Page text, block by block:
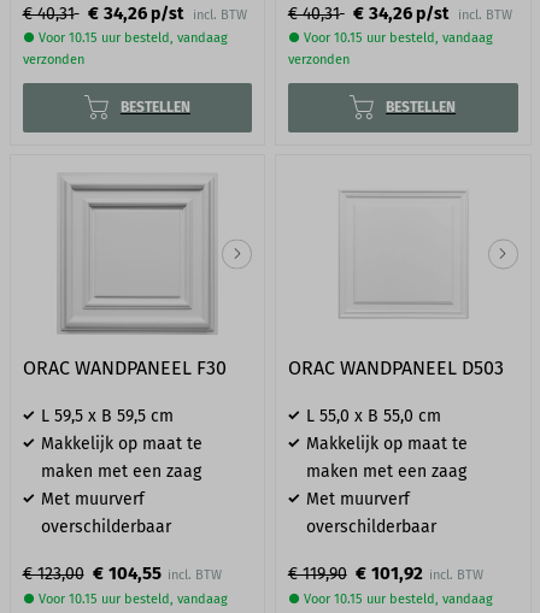
€ 40,31 € 34,26p/st
incl. BTW
● Voor 10.15 uur besteld, vandaag
verzonden
BESTELLEN
€ 40,31 € 34,26p/st
incl. BTW
● Voor 10.15 uur besteld, vandaag
verzonden
BESTELLEN
ORAC WANDPANEEL F30
L 59,5 x B 59,5 cm
Makkelijk op maat te
maken met een zaag
Met muurverf
overschilderbaar
€ 123,00 € 104,55
● Voor 10.15 uur besteld, vandaag
ORAC WANDPANEEL D503
L 55,0 x B 55,0 cm
Makkelijk op maat te
maken met een zaag
Met muurverf
overschilderbaar
€ 119,90 € 101,92
● Voor 10.15 uur besteld, vandaag